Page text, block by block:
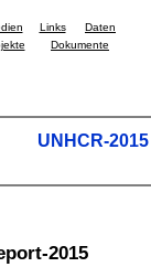
Links
Daten
Dokumente
UNHCR-2015
2015